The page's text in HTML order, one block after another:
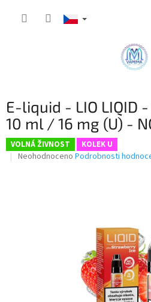
E-liquid - LIO LIQID
10 ml / 16 mg (U) -
VOLNÁ ŽIVNOST KOLEK U
Průměrné
Neohodnoceno Podrobnosti